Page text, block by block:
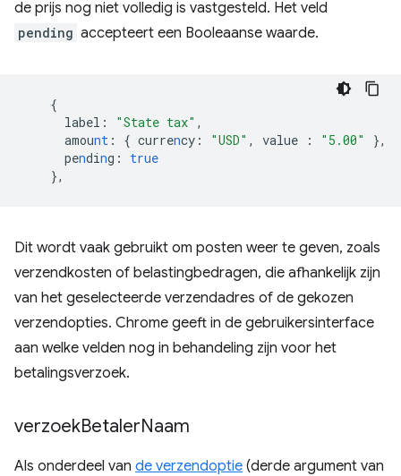
de prijs nog niet volledig is vastgesteld. Het veld
pending accepteert een Booleaanse waarde.
{
label : "State tax" ,
amount : { currency : "USD" , value : "5.00"
},
pending :
true
},
Dit wordt vaak gebruikt om posten weer te geven, zoals
verzendkosten of belastingbedragen, die afhankelijk zijn
van het geselecteerde verzendadres of de gekozen
verzendopties. Chrome geeft in de gebruikersinterface
aan welke velden nog in behandeling zijn voor het
betalingsverzoek.
verzoekBetalerNaam
Als onderdeel van de verzendoptie (derde argument van